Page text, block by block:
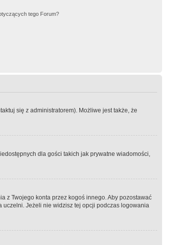
tego Forum?
się z administratorem). Możliwe jest także, że
dla gości takich jak prywatne wiadomości,
z Twojego konta przez kogoś innego. Aby pozostawać
uczelni. Jeżeli nie widzisz tej opcji podczas logowania